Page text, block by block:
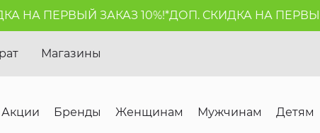
ПЕРВЫЙ ЗАКАЗ 10%!*ДОП. СКИДКА НА ПЕРВЫЙ
Магазины
Акции Бренды Женщинам Мужчинам Детям